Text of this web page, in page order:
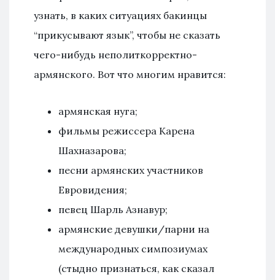
узнать, в каких ситуациях бакинцы
“прикусывают язык”, чтобы не сказать
чего-нибудь неполиткорректно-
армянского. Вот что многим нравится:
армянская нуга;
фильмы режиссера Карена
Шахназарова;
песни армянских участников
Евровидения;
певец Шарль Азнавур;
армянские девушки/парни на
международных симпозиумах
(стыдно признаться, как сказал